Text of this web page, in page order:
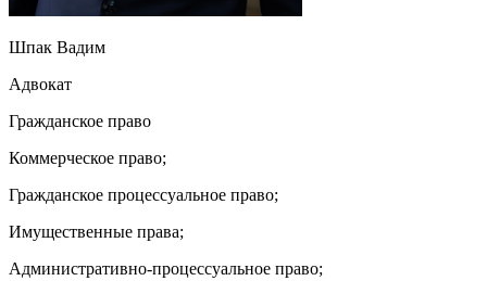
Шпак Вадим
Адвокат
Гражданское право
Коммерческое право;
Гражданское процессуальное право;
Имущественные права;
Административно-процессуальное право;